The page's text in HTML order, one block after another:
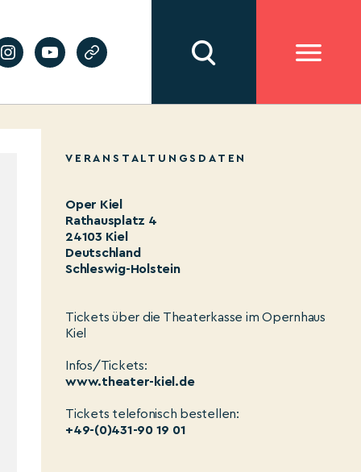
VERANSTALTUNGSDATEN
Oper Kiel
Rathausplatz 4
24103 Kiel
Deutschland
Schleswig-Holstein
Tickets über die Theaterkasse im Opernhaus
Kiel
Infos/Tickets:
www.theater-kiel.de
Tickets telefonisch bestellen:
+49-(0)431-90 19 01